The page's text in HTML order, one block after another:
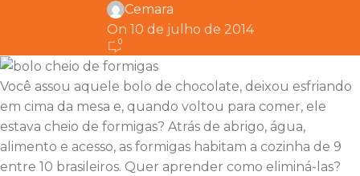
Cemara
On 10 de julho de 2014
0
Você assou aquele bolo de chocolate, deixou esfriando
em cima da mesa e, quando voltou para comer, ele
estava cheio de formigas? Atrás de abrigo, água,
alimento e acesso, as formigas habitam a cozinha de 9
entre 10 brasileiros. Quer aprender como eliminá-las?